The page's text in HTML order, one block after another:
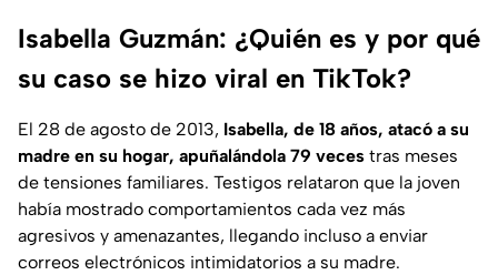
Isabella Guzmán: ¿Quién es y por qué
su caso se hizo viral en TikTok?
El 28 de agosto de 2013, Isabella, de 18 años, atacó a su
madre en su hogar, apuñalándola 79 veces tras meses
de tensiones familiares. Testigos relataron que la joven
había mostrado comportamientos cada vez más
agresivos y amenazantes, llegando incluso a enviar
correos electrónicos intimidatorios a su madre.